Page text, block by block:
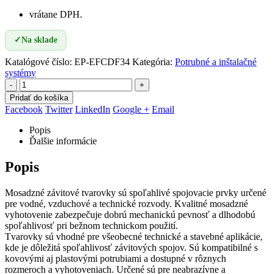
vrátane DPH.
✓Na sklade
Katalógové číslo: EP-EFCDF34 Kategória: Potrubné a inštalačné
systémy
-
+
Pridať do košíka
Facebook Twitter LinkedIn Google + Email
Popis
Ďalšie informácie
Popis
Mosadzné závitové tvarovky sú spoľahlivé spojovacie prvky určené
pre vodné, vzduchové a technické rozvody. Kvalitné mosadzné
vyhotovenie zabezpečuje dobrú mechanickú pevnosť a dlhodobú
spoľahlivosť pri bežnom technickom použití.
Tvarovky sú vhodné pre všeobecné technické a stavebné aplikácie,
kde je dôležitá spoľahlivosť závitových spojov. Sú kompatibilné s
kovovými aj plastovými potrubiami a dostupné v rôznych
rozmeroch a vyhotoveniach. Určené sú pre neabrazívne a